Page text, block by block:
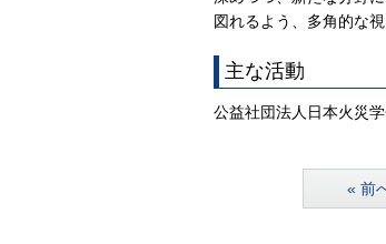
図れるよう、多角的な
主な活動
公益社団法人日本火災
« 前